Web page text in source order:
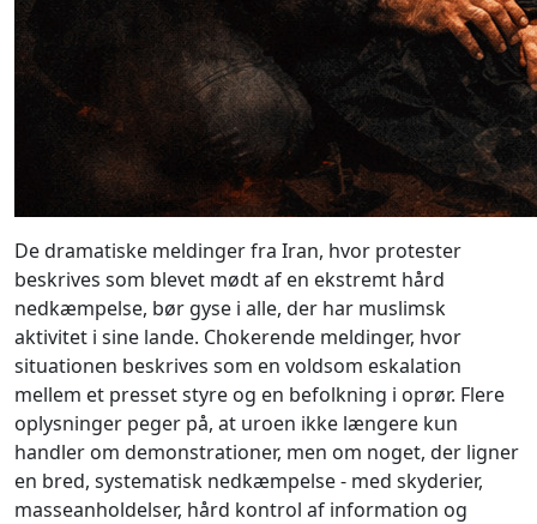
De dramatiske meldinger fra Iran, hvor protester
beskrives som blevet mødt af en ekstremt hård
nedkæmpelse, bør gyse i alle, der har muslimsk
aktivitet i sine lande. Chokerende meldinger, hvor
situationen beskrives som en voldsom eskalation
mellem et presset styre og en befolkning i oprør. Flere
oplysninger peger på, at uroen ikke længere kun
handler om demonstrationer, men om noget, der ligner
en bred, systematisk nedkæmpelse - med skyderier,
masseanholdelser, hård kontrol af information og